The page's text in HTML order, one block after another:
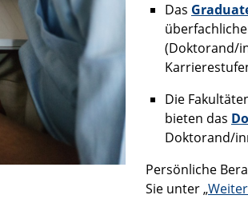
Das
(Doktorand/
Die
bieten das
Doktorand/
Persönliche
Sie unter „